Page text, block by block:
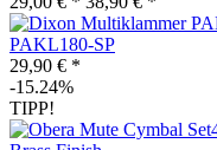
PAKL180-SP
29,90 € *
-15.24%
TIPP!